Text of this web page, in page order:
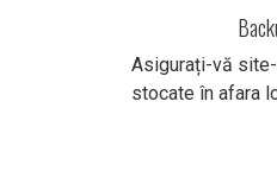
Asigurați-vă
stocate în afara